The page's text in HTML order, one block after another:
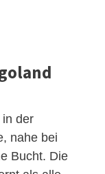
in der
nahe bei
Bucht. Die